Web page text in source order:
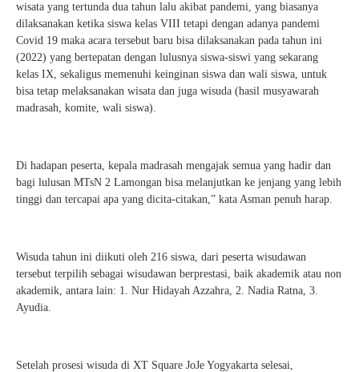
wisata yang tertunda dua tahun lalu akibat pandemi, yang biasanya
dilaksanakan ketika siswa kelas VIII tetapi dengan adanya pandemi
Covid 19 maka acara tersebut baru bisa dilaksanakan pada tahun ini
(2022) yang bertepatan dengan lulusnya siswa-siswi yang sekarang
kelas IX, sekaligus memenuhi keinginan siswa dan wali siswa, untuk
bisa tetap melaksanakan wisata dan juga wisuda (hasil musyawarah
madrasah, komite, wali siswa).
Di hadapan peserta, kepala madrasah mengajak semua yang hadir dan
bagi lulusan MTsN 2 Lamongan bisa melanjutkan ke jenjang yang lebih
tinggi dan tercapai apa yang dicita-citakan,” kata Asman penuh harap.
Wisuda tahun ini diikuti oleh 216 siswa, dari peserta wisudawan
tersebut terpilih sebagai wisudawan berprestasi, baik akademik atau non
akademik, antara lain: 1. Nur Hidayah Azzahra, 2. Nadia Ratna, 3.
Ayudia.
Setelah prosesi wisuda di XT Square JoJe Yogyakarta selesai,